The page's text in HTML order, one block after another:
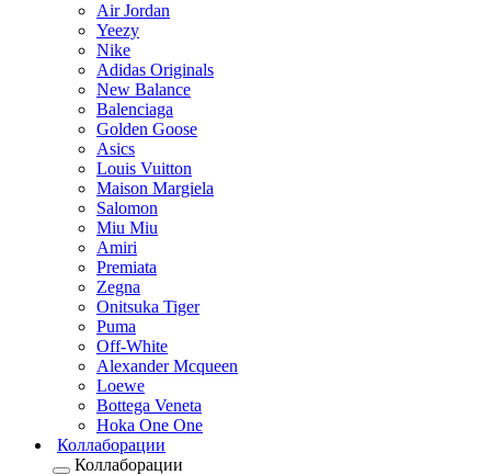
Air Jordan
Yeezy
Nike
Adidas Originals
New Balance
Balenciaga
Golden Goose
Asics
Louis Vuitton
Maison Margiela
Salomon
Miu Miu
Amiri
Premiata
Zegna
Onitsuka Tiger
Puma
Off-White
Alexander Mcqueen
Loewe
Bottega Veneta
Hoka One One
Коллаборации
Коллаборации